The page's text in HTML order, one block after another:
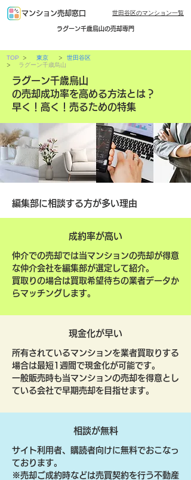
マンション売却窓口 世田谷区のマンション一覧
ラグーン千歳烏山の売却専門
TOP > 東京
>
>
ラグーン千歳烏山
世田谷区
ラグーン千歳烏山
の売却成功率を高める方法とは？
早く！高く！売るための特集
編集部に相談する方が多い理由
成約率が高い
仲介での売却では当マンションの売却が得意
な仲介会社を編集部が選定して紹介。
買取りの場合は買取希望待ちの業者データか
らマッチングします。
現金化が早い
所有されているマンションを業者買取りする
場合は最短1週間で現金化が可能です。
一般販売時も当マンションの売却を得意とし
ている会社で早期売却を目指せます。
相談が無料
サイト利用者、購読者向けに無料でおこなっ
ております。
​※売却ご成約時などは売買契約を行う不動産